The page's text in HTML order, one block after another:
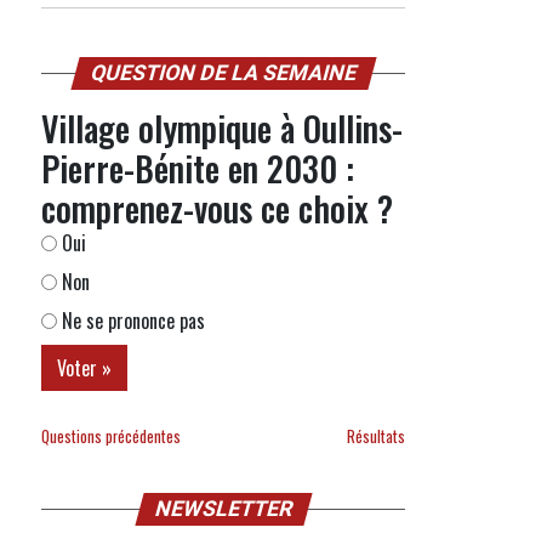
QUESTION DE LA SEMAINE
Village olympique à Oullins-
Pierre-Bénite en 2030 :
comprenez-vous ce choix ?
Oui
Non
Ne se prononce pas
Questions précédentes Résultats
NEWSLETTER